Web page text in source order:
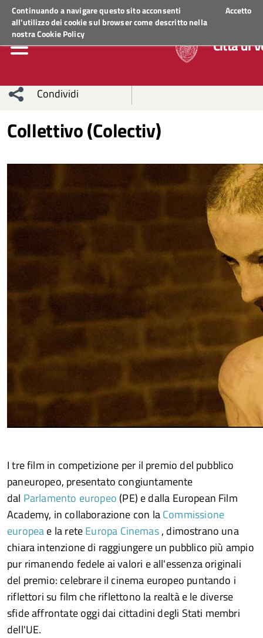
Continuando a navigare questo sito acconsenti
all'utilizzo dei cookie sul browser come descritto nella
nostraCookie Policy
Accetto
Regione Veneto
Città di
Condividi
Condividi
Condividi
Facebook
su
Twitter
Condividi
Condividi
Whatsapp
Collettivo (Colectiv)
I tre film in competizione per il premio del pubblico
paneuropeo, presentato congiuntamente
dal Parlamento europeo (PE) e dalla European Film
Academy, in collaborazione con laCommissione
europeae la reteEuropa Cinemas, dimostrano una
chiara intenzione di raggiungere un pubblico più ampio
pur rimanendo fedele ai valori e all'essenza originali
del premio: celebrare il cinema europeo puntando i
riflettori su film che riflettono la realtà e le diverse
sfide affrontate oggi dai cittadini degli Stati membri
dell'UE.